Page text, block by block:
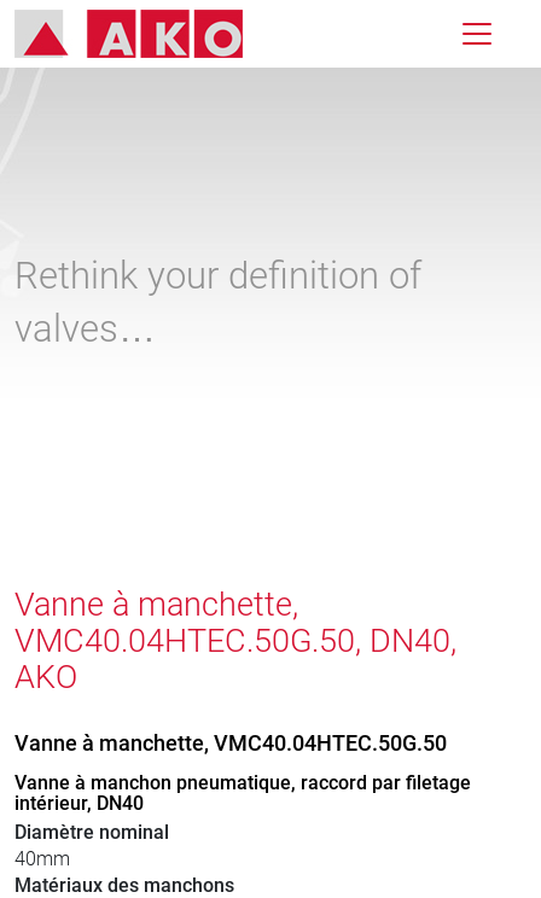
Rethink your definition of
valves…
Vanne à manchette,
VMC40.04HTEC.50G.50, DN40,
AKO
Vanne à manchette, VMC40.04HTEC.50G.50
Vanne à manchon pneumatique, raccord par filetage
intérieur, DN40
Diamètre nominal
40mm
Matériaux des manchons